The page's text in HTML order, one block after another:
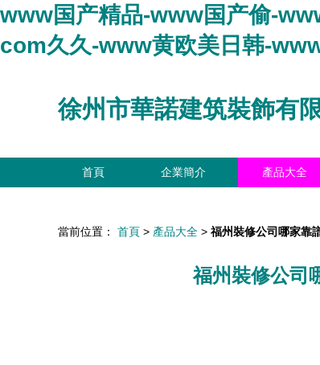
www国产精品-www国产偷-
com久久-www黄欧美日韩-
徐州市華諾建筑裝飾有
首頁 企業簡介 產品大全
當前位置： 首頁 > 產品大全 > 福州裝修公司哪家靠
福州裝修公司